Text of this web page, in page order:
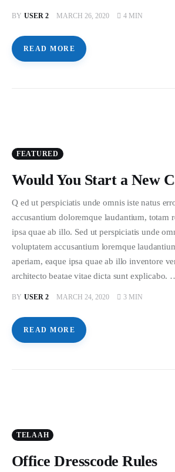
BY USER 2 MARCH 26, 2020 4 MIN
READ MORE
FEATURED
Would You Start a New
Q ed ut perspiciatis unde omnis iste natus
accusantium doloremque laudantium, totam
ipsa quae ab illo. Sed ut perspiciatis unde
voluptatem accusantium loremque
aperiam, eaque ipsa quae ab illo inventore
architecto beatae vitae dicta sunt explicabo.
BY USER 2 MARCH 24, 2020 3 MIN
READ MORE
TELAAH
Office Dresscode Rules